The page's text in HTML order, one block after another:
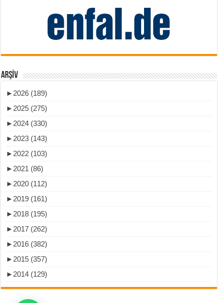
ARŞIV
► 2026 (189)
► 2025 (275)
► 2024 (330)
► 2023 (143)
► 2022 (103)
► 2021 (86)
► 2020 (112)
► 2019 (161)
► 2018 (195)
► 2017 (262)
► 2016 (382)
► 2015 (357)
► 2014 (129)